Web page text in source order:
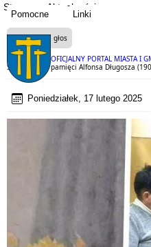
Pomocne Linki
OFICJALNY PORTAL MIASTA I
Strona Aktualności
Czytaj na głos
Spotkanie ku pamięci Alfonsa Długosza
Poniedziałek, 17 lutego 2025